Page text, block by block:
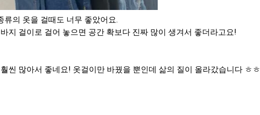
류의 옷을 걸때도 너무 좋았어요.
지 걸이로 걸어 놓으면 공간 확보다 진짜 많이 생겨서 좋더라고요!
씬 많아서 좋네요! 옷걸이만 바꿨을 뿐인데 삶의 질이 올라갔습니다 ㅎㅎ